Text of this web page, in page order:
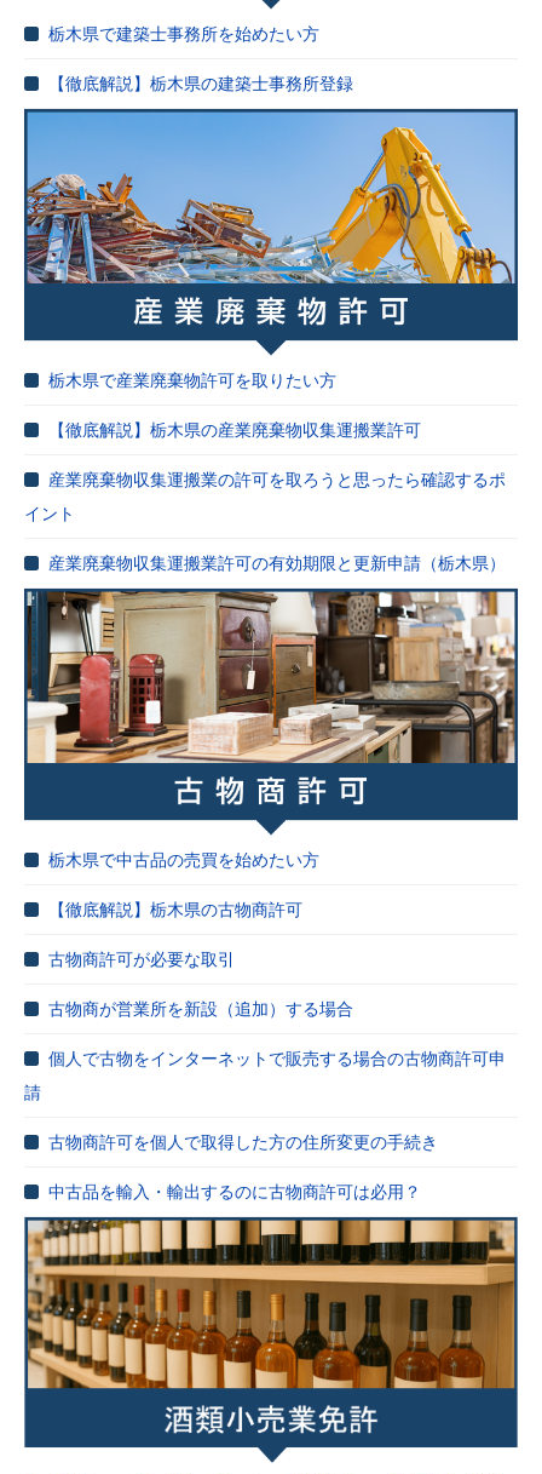
栃木県で建築士事務所を始めたい方
【徹底解説】栃木県の建築士事務所登録
栃木県で産業廃棄物許可を取りたい方
【徹底解説】栃木県の産業廃棄物収集運搬業許可
産業廃棄物収集運搬業の許可を取ろうと思ったら確認するポ
イント
産業廃棄物収集運搬業許可の有効期限と更新申請（栃木県）
栃木県で中古品の売買を始めたい方
【徹底解説】栃木県の古物商許可
古物商許可が必要な取引
古物商が営業所を新設（追加）する場合
個人で古物をインターネットで販売する場合の古物商許可申
請
古物商許可を個人で取得した方の住所変更の手続き
中古品を輸入・輸出するのに古物商許可は必用？